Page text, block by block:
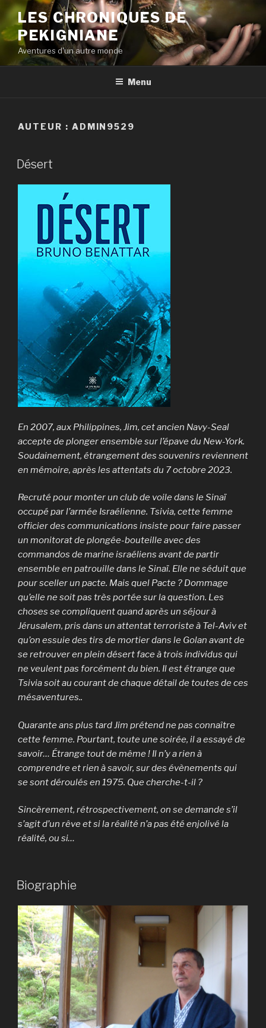
Aller
contenu
principal
LES CHRONIQUES DE
PEKIGNIANE
Aventures d'un autre monde
Menu
AUTEUR : ADMIN9529
Désert
En 2007, aux Philippines, Jim, cet ancien Navy-Seal
accepte de plonger ensemble sur l’épave du New-York.
Soudainement, étrangement des souvenirs reviennent
en mémoire, après les attentats du 7 octobre 2023.
Recruté pour monter un club de voile dans le Sinaï
occupé par l’armée Israélienne. Tsivia, cette femme
officier des communications insiste pour faire passer
un monitorat de plongée-bouteille avec des
commandos de marine israéliens avant de partir
ensemble en patrouille dans le Sinaï. Elle ne séduit que
pour sceller un pacte. Mais quel Pacte ? Dommage
qu’elle ne soit pas très portée sur la question. Les
choses se compliquent quand après un séjour à
Jérusalem, pris dans un attentat terroriste à Tel-Aviv et
qu’on essuie des tirs de mortier dans le Golan avant de
se retrouver en plein désert face à trois individus qui
ne veulent pas forcément du bien. Il est étrange que
Tsivia soit au courant de chaque détail de toutes de ces
mésaventures..
Quarante ans plus tard Jim prétend ne pas connaître
cette femme. Pourtant, toute une soirée, il a essayé de
savoir… Étrange tout de même ! Il n’y a rien à
comprendre et rien à savoir, sur des évènements qui
se sont déroulés en 1975. Que cherche-t-il ?
Sincèrement, rétrospectivement, on se demande s’il
s’agit d’un rêve et si la réalité n’a pas été enjolivé la
réalité, ou si…
Biographie